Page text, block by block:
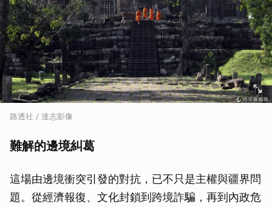
路透社 / 達志影像
難解的邊境糾葛
這場由邊境衝突引發的對抗，已不只是主權與疆界問
題。從經濟報復、文化封鎖到跨境詐騙，再到內政危